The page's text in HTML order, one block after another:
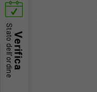
Verifica
Stato dell'ordine